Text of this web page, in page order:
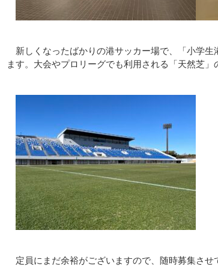
新しくなったばかりの港サッカー場で、「小学
ます。大会やプロリーグでも利用される「天然芝
定員にまだ余裕がございますので、随時募集させ